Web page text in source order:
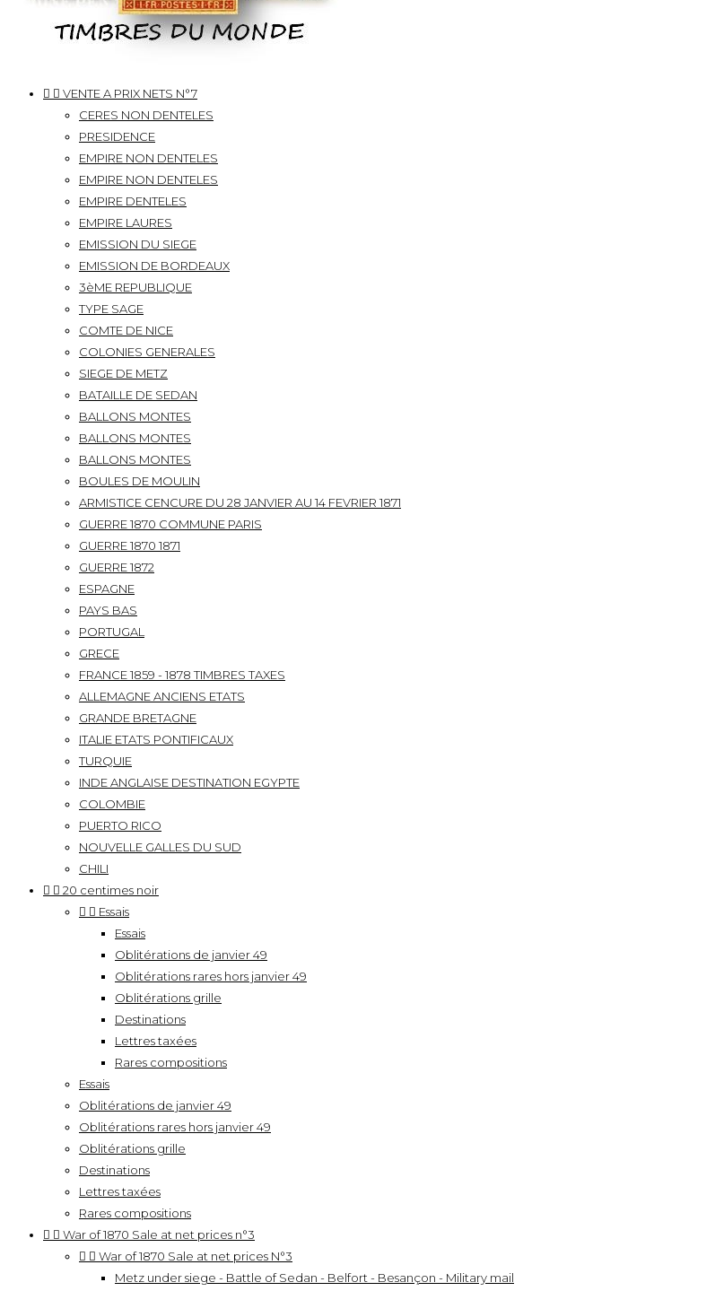
  VENTE A PRIX NETS N°7
CERES NON DENTELES
PRESIDENCE
EMPIRE NON DENTELES
EMPIRE NON DENTELES
EMPIRE DENTELES
EMPIRE LAURES
EMISSION DU SIEGE
EMISSION DE BORDEAUX
3èME REPUBLIQUE
TYPE SAGE
COMTE DE NICE
COLONIES GENERALES
SIEGE DE METZ
BATAILLE DE SEDAN
BALLONS MONTES
BALLONS MONTES
BALLONS MONTES
BOULES DE MOULIN
ARMISTICE CENCURE DU 28 JANVIER AU 14 FEVRIER 1871
GUERRE 1870 COMMUNE PARIS
GUERRE 1870 1871
GUERRE 1872
ESPAGNE
PAYS BAS
PORTUGAL
GRECE
FRANCE 1859 - 1878 TIMBRES TAXES
ALLEMAGNE ANCIENS ETATS
GRANDE BRETAGNE
ITALIE ETATS PONTIFICAUX
TURQUIE
INDE ANGLAISE DESTINATION EGYPTE
COLOMBIE
PUERTO RICO
NOUVELLE GALLES DU SUD
CHILI
  20 centimes noir
  Essais
Essais
Oblitérations de janvier 49
Oblitérations rares hors janvier 49
Oblitérations grille
Destinations
Lettres taxées
Rares compositions
Essais
Oblitérations de janvier 49
Oblitérations rares hors janvier 49
Oblitérations grille
Destinations
Lettres taxées
Rares compositions
  War of 1870 Sale at net prices n°3
  War of 1870 Sale at net prices N°3
Metz under siege - Battle of Sedan - Belfort - Besançon - Military mail